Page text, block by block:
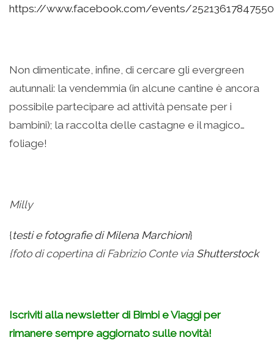
https://www.facebook.com/events/
Non dimenticate, infine, di cercare gli evergreen
autunnali: la vendemmia (in alcune cantine è ancora
possibile partecipare ad attività pensate per i
bambini); la raccolta delle castagne e il magico…
foliage!
Milly
{testi e fotografie di Milena Marchioni}
{foto di copertina di Fabrizio Conte via Shutterstock
Iscriviti alla newsletter di Bimbi e Viaggi per
rimanere sempre aggiornato sulle novità!